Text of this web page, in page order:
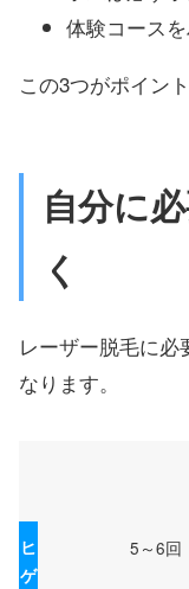
体験コース
この3つがポイン
自分に
く
レーザー脱毛に
なります。
ヒ
ゲ
5～6回